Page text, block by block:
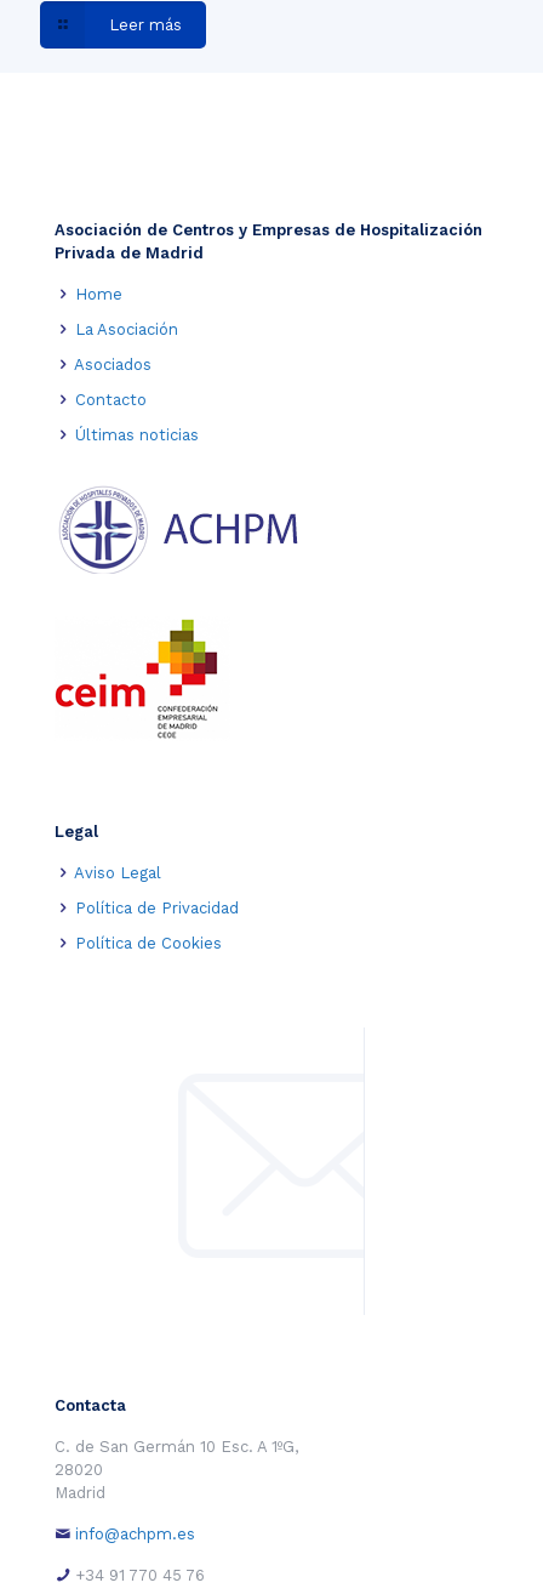
Leer más
Asociación de Centros y Empresas de Hospitalización
Privada de Madrid
Home
La Asociación
Asociados
Contacto
Últimas noticias
Legal
Aviso Legal
Política de Privacidad
Política de Cookies
Contacta
C. de San Germán 10 Esc. A 1ºG,
28020
Madrid
info@achpm.es
+34 91 770 45 76